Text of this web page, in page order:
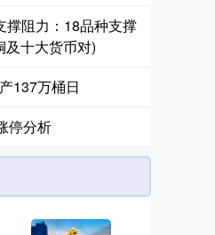
撑阻力：18品种支撑
及十大货币对)
137万桶日
停分析